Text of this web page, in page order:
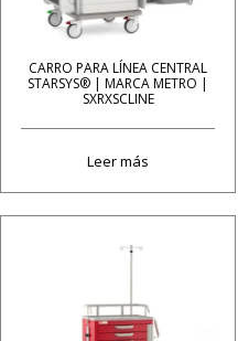
CARRO PARA LÍNEA CENTRAL
STARSYS® | MARCA METRO |
SXRXSCLINE
Leer más